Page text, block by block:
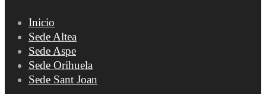
Inicio
Sede Altea
Sede Aspe
Sede Orihuela
Sede Sant Joan